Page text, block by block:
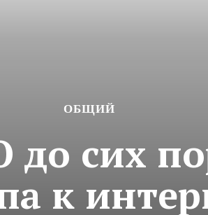
ОБЩИЙ
до сих
к